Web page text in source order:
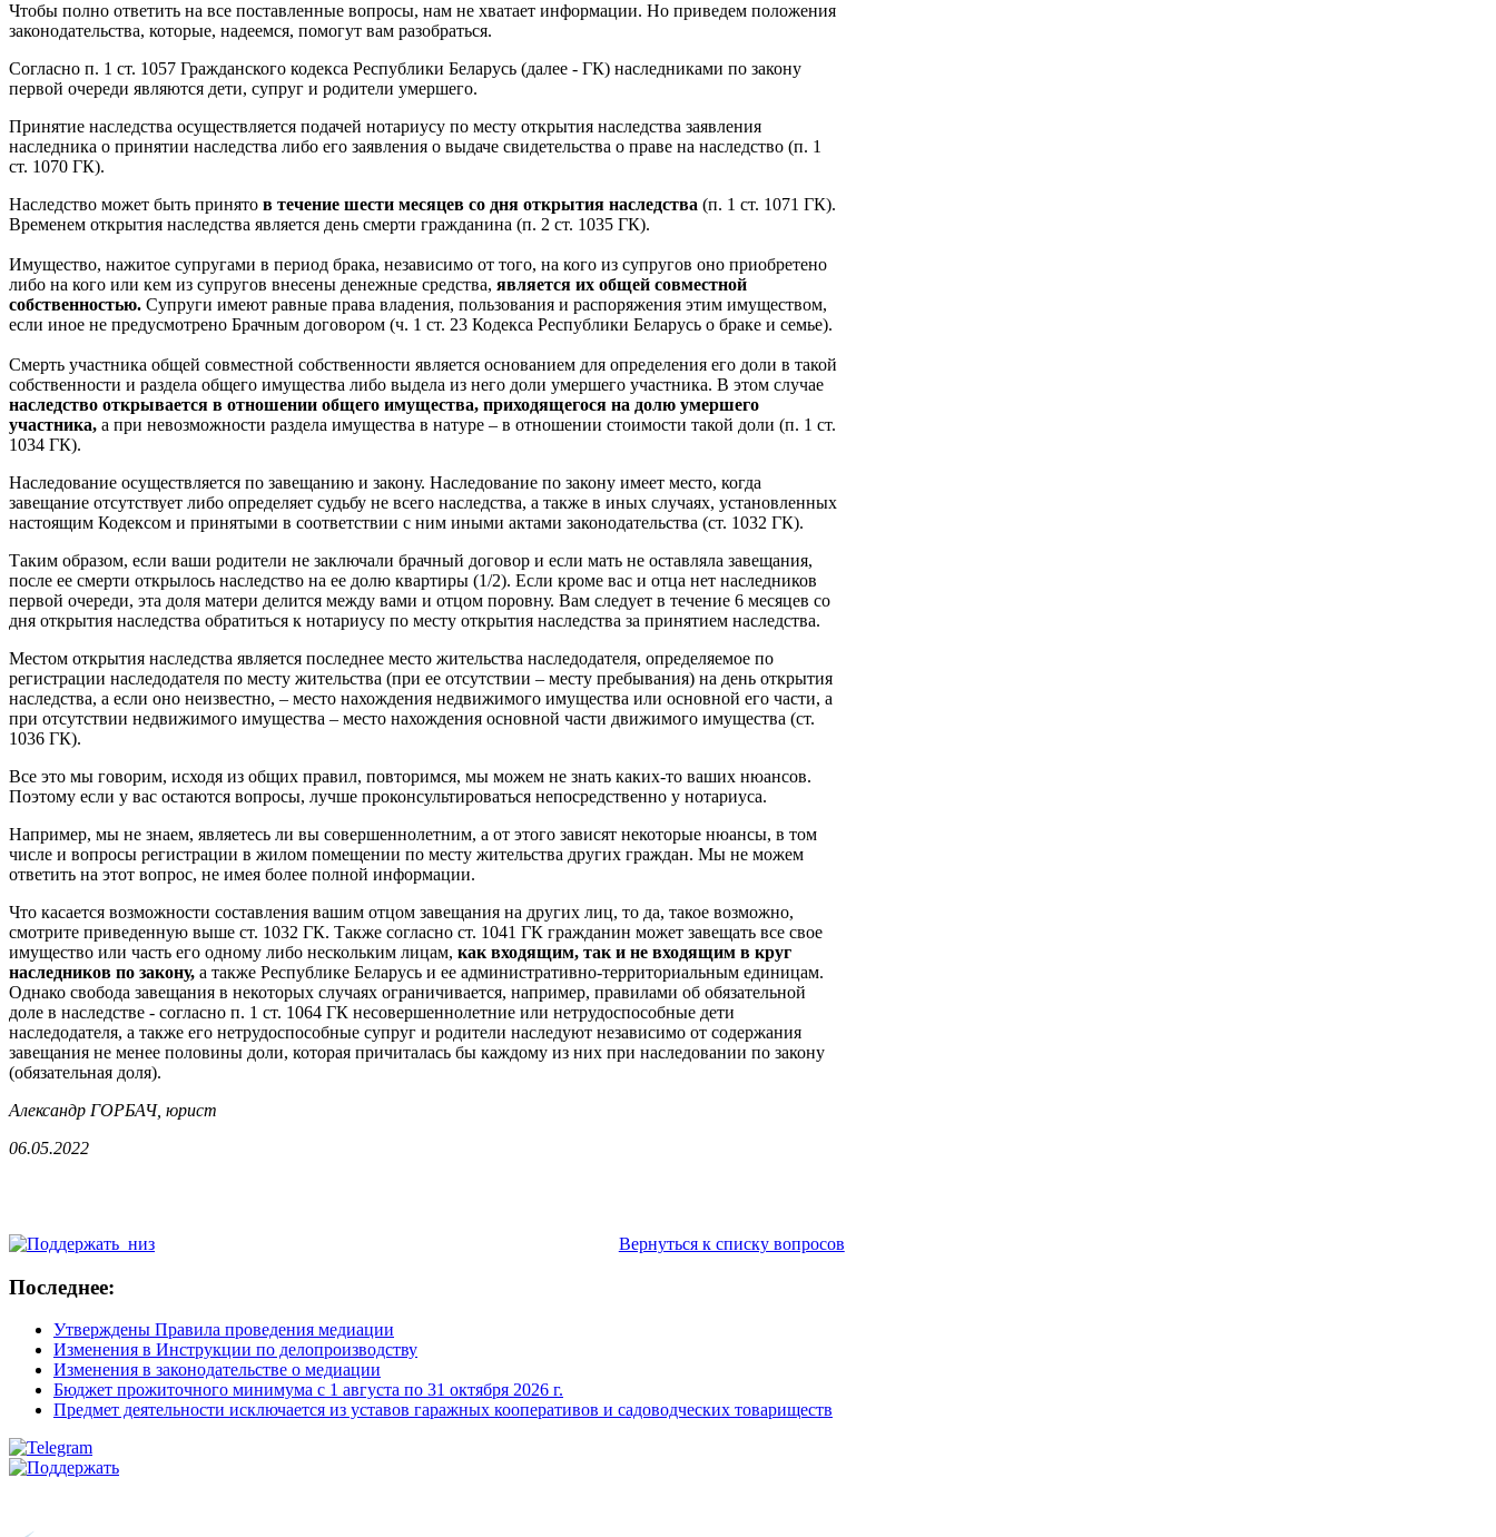
Чтобы полно ответить на все поставленные вопросы, нам не хватает информации. Но приведем положения
законодательства, которые, надеемся, помогут вам разобраться.
Согласно п. 1 ст. 1057 Гражданского кодекса Республики Беларусь (далее - ГК) наследниками по закону
первой очереди являются дети, супруг и родители умершего.
Принятие наследства осуществляется подачей нотариусу по месту открытия наследства заявления
наследника о принятии наследства либо его заявления о выдаче свидетельства о праве на наследство (п. 1
ст. 1070 ГК).
Наследство может быть принято в течение шести месяцев со дня открытия наследства (п. 1 ст. 1071 ГК).
Временем открытия наследства является день смерти гражданина (п. 2 ст. 1035 ГК).
Имущество, нажитое супругами в период брака, независимо от того, на кого из супругов оно приобретено
либо на кого или кем из супругов внесены денежные средства, является их общей совместной
собственностью. Супруги имеют равные права владения, пользования и распоряжения этим имуществом,
если иное не предусмотрено Брачным договором (ч. 1 ст. 23 Кодекса Республики Беларусь о браке и семье).
Смерть участника общей совместной собственности является основанием для определения его доли в такой
собственности и раздела общего имущества либо выдела из него доли умершего участника. В этом случае
наследство открывается в отношении общего имущества, приходящегося на долю умершего
участника, а при невозможности раздела имущества в натуре – в отношении стоимости такой доли (п. 1 ст.
1034 ГК).
Наследование осуществляется по завещанию и закону. Наследование по закону имеет место, когда
завещание отсутствует либо определяет судьбу не всего наследства, а также в иных случаях, установленных
настоящим Кодексом и принятыми в соответствии с ним иными актами законодательства (ст. 1032 ГК).
Таким образом, если ваши родители не заключали брачный договор и если мать не оставляла завещания,
после ее смерти открылось наследство на ее долю квартиры (1/2). Если кроме вас и отца нет наследников
первой очереди, эта доля матери делится между вами и отцом поровну. Вам следует в течение 6 месяцев со
дня открытия наследства обратиться к нотариусу по месту открытия наследства за принятием наследства.
Местом открытия наследства является последнее место жительства наследодателя, определяемое по
регистрации наследодателя по месту жительства (при ее отсутствии – месту пребывания) на день открытия
наследства, а если оно неизвестно, – место нахождения недвижимого имущества или основной его части, а
при отсутствии недвижимого имущества – место нахождения основной части движимого имущества (ст.
1036 ГК).
Все это мы говорим, исходя из общих правил, повторимся, мы можем не знать каких-то ваших нюансов.
Поэтому если у вас остаются вопросы, лучше проконсультироваться непосредственно у нотариуса.
Например, мы не знаем, являетесь ли вы совершеннолетним, а от этого зависят некоторые нюансы, в том
числе и вопросы регистрации в жилом помещении по месту жительства других граждан. Мы не можем
ответить на этот вопрос, не имея более полной информации.
Что касается возможности составления вашим отцом завещания на других лиц, то да, такое возможно,
смотрите приведенную выше ст. 1032 ГК. Также согласно ст. 1041 ГК гражданин может завещать все свое
имущество или часть его одному либо нескольким лицам, как входящим, так и не входящим в круг
наследников по закону, а также Республике Беларусь и ее административно-территориальным единицам.
Однако свобода завещания в некоторых случаях ограничивается, например, правилами об обязательной
доле в наследстве - согласно п. 1 ст. 1064 ГК несовершеннолетние или нетрудоспособные дети
наследодателя, а также его нетрудоспособные супруг и родители наследуют независимо от содержания
завещания не менее половины доли, которая причиталась бы каждому из них при наследовании по закону
(обязательная доля).
Александр ГОРБАЧ, юрист
06.05.2022
Вернуться к списку вопросов
Последнее:
Утверждены Правила проведения медиации
Изменения в Инструкции по делопроизводству
Изменения в законодательстве о медиации
Бюджет прожиточного минимума с 1 августа по 31 октября 2026 г.
Предмет деятельности исключается из уставов гаражных кооперативов и садоводческих товариществ